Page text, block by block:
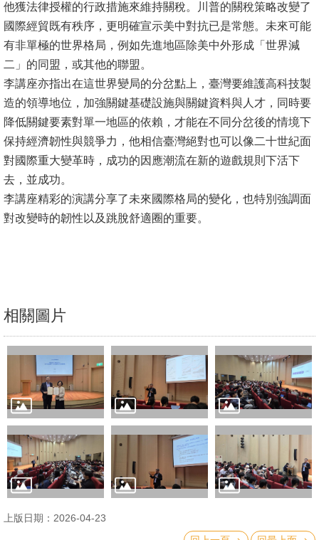
國
際
高
教
深
耕
辦
法
及
&
捐
款
教
研
資
源
與
他獲法律授權的行政措施來維持關稅。川普的關稅策略改變了
國際經貿既有秩序，更明確宣示美中對抗已是常態。未來可能
有非單極的世界格局，例如先進地區除美中外形成「世界減
二」的同盟，或其他的聯盟。
李講座亦指出在這世界變局的分岔點上，臺灣要維護高科技製
造的領導地位，加強關鍵基礎設施與關鍵資料與人才，同時要
降低關鍵要素對單一地區的依賴，才能在不同分岔後的情境下
保持經濟韌性與競爭力，他相信臺灣絕對也可以像二十世紀面
對國際重大變革時，成功的因應潮流在新的遊戲規則下活下
去，並成功。
李講座精彩的演講分享了未來國際格局的變化，也特別強調面
對改變時的韌性以及跳脫舒適圈的重要。
相關圖片
上版日期：2026-04-23